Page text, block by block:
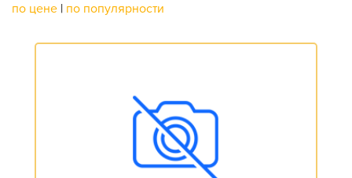
по цене | по популярности